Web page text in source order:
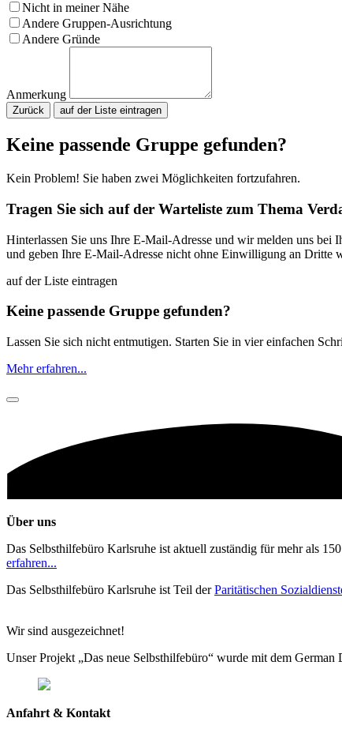
Nicht in meiner Nähe
Andere Gruppen-Ausrichtung
Andere Gründe
Anmerkung
Zurück
Keine passende Gruppe gefunden?
Kein Problem! Sie haben zwei Möglichkeiten fortzufahren.
Tragen Sie sich auf der Warteliste zum Thema
Hinterlassen Sie uns Ihre E-Mail-Adresse und wir melden uns bei
und geben Ihre E-Mail-Adresse nicht ohne Einwilligung an Dritte
auf der Liste eintragen
Keine passende Gruppe gefunden?
Lassen Sie sich nicht entmutigen. Starten Sie in vier einfachen
Mehr erfahren...
Über uns
Das Selbsthilfebüro Karlsruhe ist aktuell zuständig für mehr als
erfahren...
Das Selbsthilfebüro Karlsruhe ist Teil derParitätischen
Wir sind ausgezeichnet!
Unser Projekt „Das neue Selbsthilfebüro“ wurde mit dem
Anfahrt & Kontakt